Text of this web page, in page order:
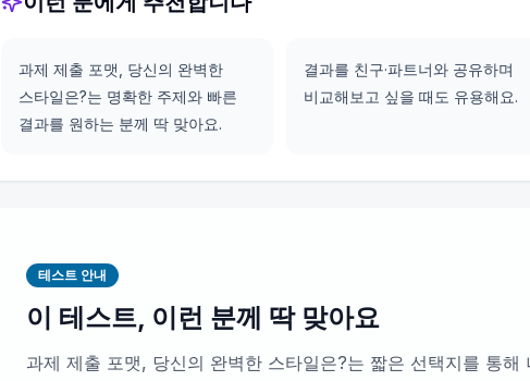
과제 제출 포맷, 당신의 완벽한
스타일은?는 명확한 주제와 빠른
결과를 원하는 분께 딱 맞아요.
결과를 친구·파트너와 공유하며
비교해보고 싶을 때도 유용해요.
테스트 안내
이 테스트, 이런 분께 딱 맞아요
과제 제출 포맷, 당신의 완벽한 스타일은?는 짧은 선택지를 통해